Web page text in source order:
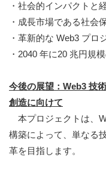
・社会的インパクトと
・成長市場である社会
・革新的な Web3 プロ
・2040 年に20 兆円規
今後の展望：Web3 技
創造に向けて
本プロジェクトは、
構築によって、単なる
革を目指します。